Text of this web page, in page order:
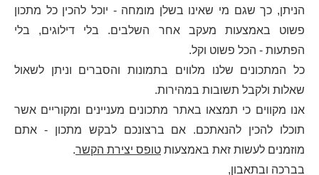
הניתן, כך שגם מי שאינו בשלן מומחה - יוכל להכין כל מתכון
פשוט באמצעות מעקב אחר השלבים. בלי דילוגים, בלי
הפתעות - הכל פשוט וקל.
כל המתכונים שלנו מלווים בתמונות והסברים וניתן לשאול
שאלות ולקבל תשובות במהירות.
אנו מקווים כי תמצאו באתר מתכונים מעניינים ומקוריים אשר
תוכלו להכין להנאתכם. אם ברצונכם לבקש מתכון - אתם
מוזמנים לעשות זאת באמצעות טופס יצירת הקשר.
בברכה ובתאבון,